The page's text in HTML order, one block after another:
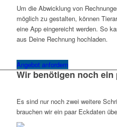
Um die Abwicklung von
möglich zu gestalten, können
eine App eingereicht werden. So
aus Deine Rechnung hochladen.
Angebot anfordern
Wir benötigen noch ein
Es sind nur noch zwei weitere
brauchen wir ein paar Eckdaten